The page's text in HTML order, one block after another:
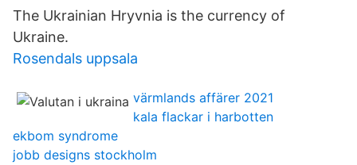
The Ukrainian Hryvnia is the currency of
Ukraine.
Rosendals uppsala
värmlands affärer 2021
kala flackar i harbotten
ekbom syndrome
jobb designs stockholm